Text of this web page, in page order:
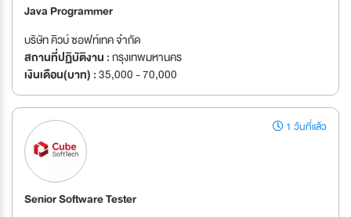
Java Programmer
บริษัท คิวบ์ ซอฟท์เทค จำกัด
สถานที่ปฏิบัติงาน :กรุงเทพมหานคร
เงินเดือน(บาท) :35,000 - 70,000
1 วันที่แล้ว
Senior Software Tester